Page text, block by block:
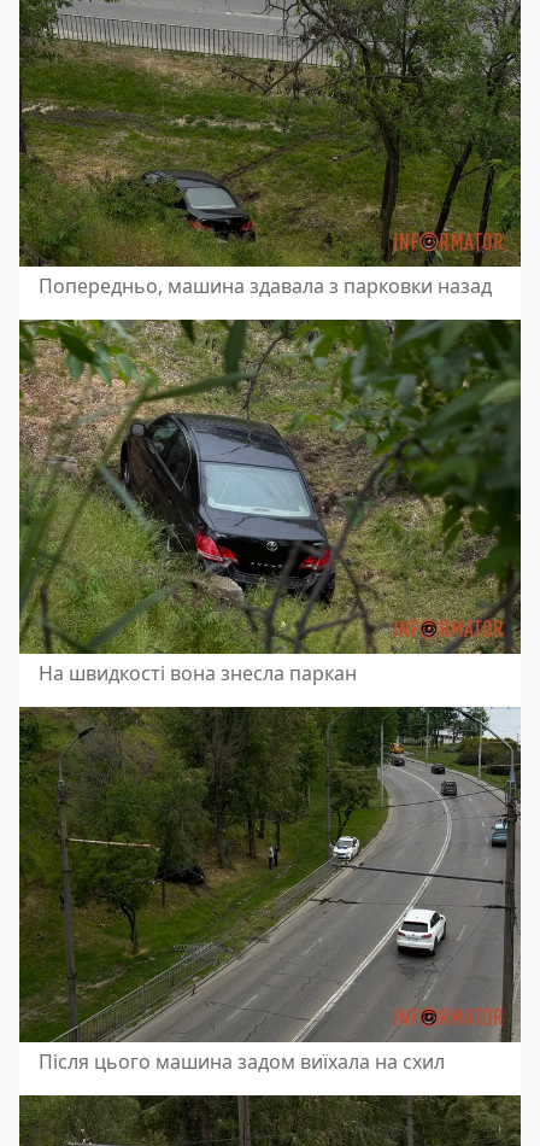
Попередньо, машина здавала з парковки назад
На швидкості вона знесла паркан
Після цього машина задом виїхала на схил